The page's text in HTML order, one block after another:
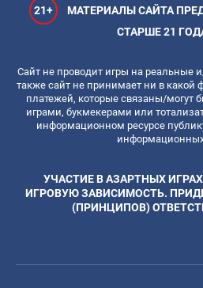
21+
МАТЕРИАЛЫ САЙТА
СТАРШЕ 21
Сайт не проводит игры на реальные
также сайт не принимает ни в какой
платежей, которые связаны/могут
играми, букмекерами или
информационном ресурсе
УЧАСТИЕ В АЗАРТНЫХ
ИГРОВУЮ ЗАВИСИМОСТЬ.
(ПРИНЦИПОВ)